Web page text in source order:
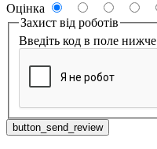
Оцінка
Захист від роботів
Введіть код в поле нижче
button_send_review